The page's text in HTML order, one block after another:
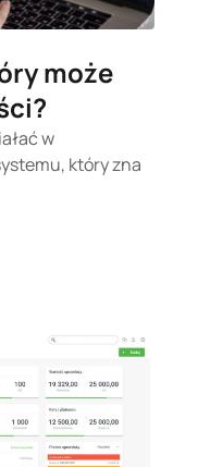
może
w
który zna